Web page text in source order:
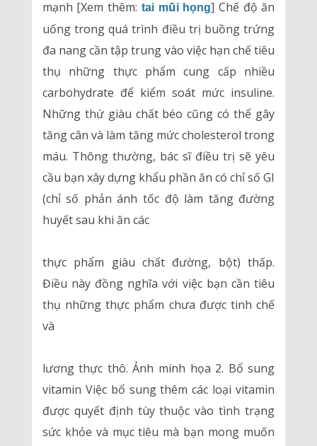
mạnh [Xem thêm: tai mũi họng] Chế độ ăn
uống trong quá trình điều trị buồng trứng
đa nang cần tập trung vào việc hạn chế tiêu
thụ những thực phẩm cung cấp nhiều
carbohydrate để kiểm soát mức insuline.
Những thứ giàu chất béo cũng có thể gây
tăng cân và làm tăng mức cholesterol trong
máu. Thông thường, bác sĩ điều trị sẽ yêu
cầu bạn xây dựng khẩu phần ăn có chỉ số GI
(chỉ số phản ánh tốc độ làm tăng đường
huyết sau khi ăn các
thực phẩm giàu chất đường, bột) thấp.
Điều này đồng nghĩa với việc bạn cần tiêu
thụ những thực phẩm chưa được tinh chế
và
lương thực thô. Ảnh minh họa 2. Bổ sung
vitamin Việc bổ sung thêm các loại vitamin
được quyết định tùy thuộc vào tình trạng
sức khỏe và mục tiêu mà bạn mong muốn